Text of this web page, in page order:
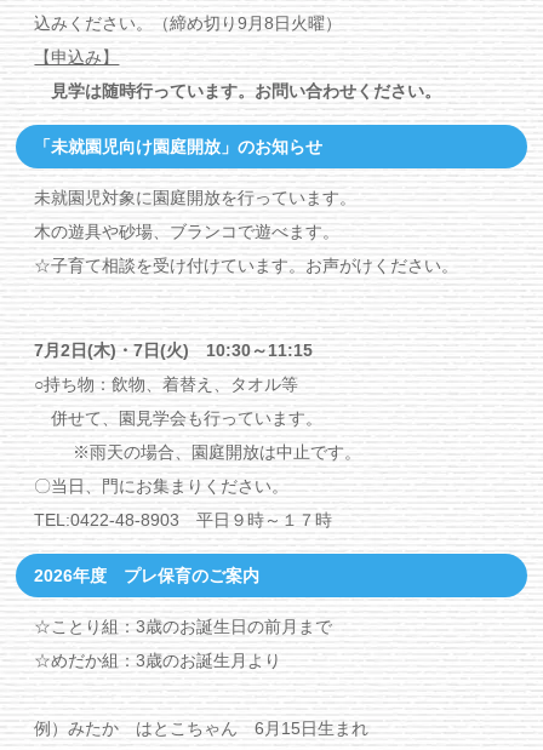
込みください。（締め切り9月8日火曜）
【申込み】
見学は随時行っています。お問い合わせください。
「未就園児向け園庭開放」のお知らせ
未就園児対象に園庭開放を行っています。
木の遊具や砂場、ブランコで遊べます。
☆子育て相談を受け付けています。お声がけください。
7月2日(木)・7日(火) 10:30～11:15
○持ち物：飲物、着替え、タオル等
併せて、園見学会も行っています。
※雨天の場合、園庭開放は中止です。
〇当日、門にお集まりください。
TEL:0422-48-8903 平日９時～１７時
2026年度 プレ保育のご案内
☆ことり組：3歳のお誕生日の前月まで
☆めだか組：3歳のお誕生月より
例）みたか はとこちゃん 6月15日生まれ